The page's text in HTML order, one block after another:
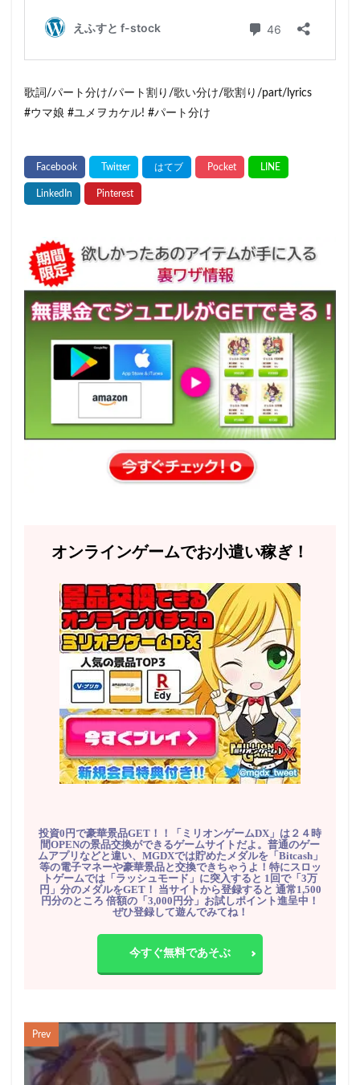
歌詞/パート分け/パート割り/歌い分け/歌割り/part/lyrics
#ウマ娘 #ユメヲカケル! #パート分け
オンラインゲームでお小遣い稼ぎ！
投資0円で豪華景品GET！！「ミリオンゲームDX」は２４時
間OPENの景品交換ができるゲームサイトだよ。普通のゲー
ムアプリなどと違い、MGDXでは貯めたメダルを「Bitcash」
等の電子マネーや豪華景品と交換できちゃうよ！特にスロッ
トゲームでは「ラッシュモード」に突入すると 1回で「3万
円」分のメダルをGET！ 当サイトから登録すると 通常1,500
円分のところ 倍額の「3,000円分」お試しポイント進呈中！
ぜひ登録して遊んでみてね！
今すぐ無料であそぶ
Prev